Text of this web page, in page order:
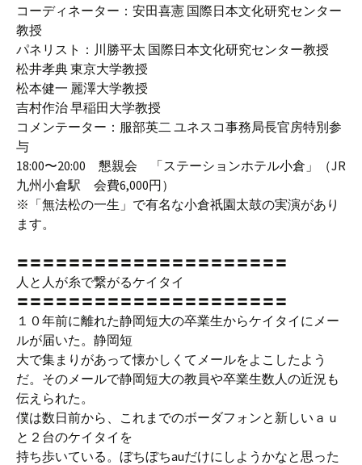
コーディネーター：安田喜憲 国際日本文化研究センター
教授
パネリスト：川勝平太 国際日本文化研究センター教授
松井孝典 東京大学教授
松本健一 麗澤大学教授
吉村作治 早稲田大学教授
コメンテーター：服部英二 ユネスコ事務局長官房特別参
与
18:00〜20:00 懇親会 「ステーションホテル小倉」（JR
九州小倉駅 会費6,000円）
※「無法松の一生」で有名な小倉祇園太鼓の実演があり
ます。
〓〓〓〓〓〓〓〓〓〓〓〓〓〓〓〓〓〓〓〓〓
人と人が糸で繋がるケイタイ
〓〓〓〓〓〓〓〓〓〓〓〓〓〓〓〓〓〓〓〓〓
１０年前に離れた静岡短大の卒業生からケイタイにメー
ルが届いた。静岡短
大で集まりがあって懐かしくてメールをよこしたよう
だ。そのメールで静岡短大の教員や卒業生数人の近況も
伝えられた。
僕は数日前から、これまでのボーダフォンと新しいａｕ
と２台のケイタイを
持ち歩いている。ぼちぼちauだけにしようかなと思った